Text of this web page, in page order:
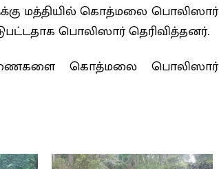
மத்தியில் கொத்மலை பொலிஸார்
பொலிஸார் தெரிவித்தனர்.
கொத்மலை பொலிஸார்